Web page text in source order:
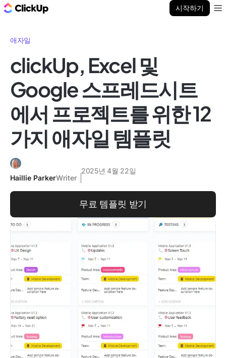
시작하기
애자일
clickUp, Excel 및
Google 스프레드시트
에서 프로젝트를 위한 12
가지 애자일 템플릿
Haillie ParkerWriter
2025년 4월 22일
무료 템플릿 받기